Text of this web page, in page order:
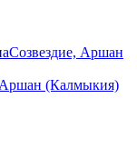
Созвездие, Аршан
(Калмыкия)